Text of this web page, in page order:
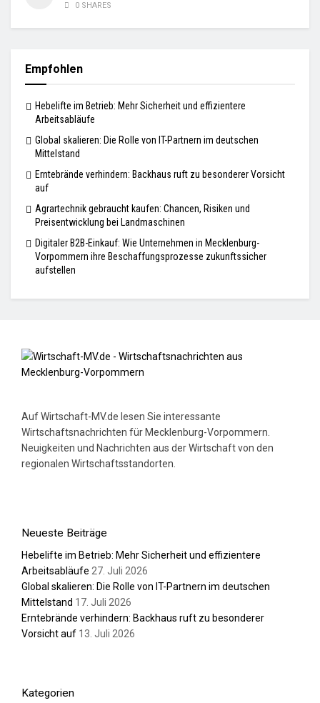
0 SHARES
Empfohlen
Hebelifte im Betrieb: Mehr Sicherheit und effizientere
Arbeitsabläufe
Global skalieren: Die Rolle von IT-Partnern im deutschen
Mittelstand
Erntebrände verhindern: Backhaus ruft zu besonderer Vorsicht
auf
Agrartechnik gebraucht kaufen: Chancen, Risiken und
Preisentwicklung bei Landmaschinen
Digitaler B2B-Einkauf: Wie Unternehmen in Mecklenburg-
Vorpommern ihre Beschaffungsprozesse zukunftssicher
aufstellen
Auf Wirtschaft-MV.de lesen Sie interessante
Wirtschaftsnachrichten für Mecklenburg-Vorpommern.
Neuigkeiten und Nachrichten aus der Wirtschaft von den
regionalen Wirtschaftsstandorten.
Neueste Beiträge
Hebelifte im Betrieb: Mehr Sicherheit und effizientere
Arbeitsabläufe 27. Juli 2026
Global skalieren: Die Rolle von IT-Partnern im deutschen
Mittelstand 17. Juli 2026
Erntebrände verhindern: Backhaus ruft zu besonderer
Vorsicht auf 13. Juli 2026
Kategorien